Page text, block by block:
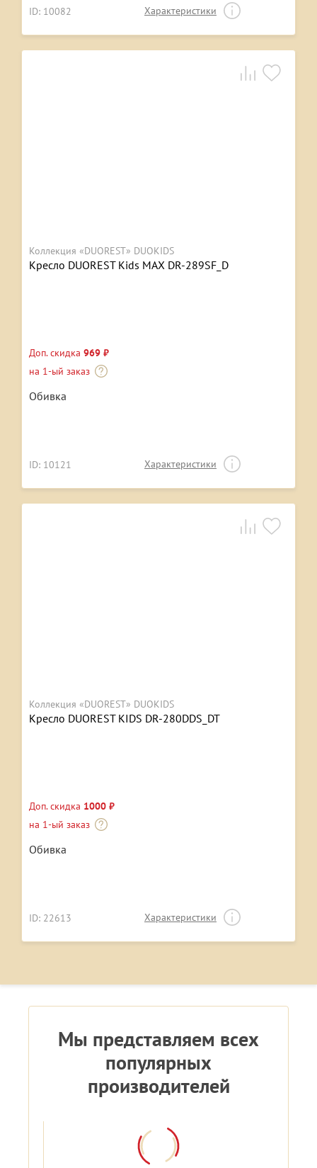
ID: 10082 Характеристики
Коллекция «DUOREST» DUOKIDS
Кресло DUOREST Kids MAX DR-289SF_D
Доп. скидка 969 ₽
на 1-ый заказ
Обивка
ID: 10121 Характеристики
Коллекция «DUOREST» DUOKIDS
Кресло DUOREST KIDS DR-280DDS_DT
Доп. скидка 1000 ₽
на 1-ый заказ
Обивка
ID: 22613 Характеристики
Мы представляем всех
популярных
производителей